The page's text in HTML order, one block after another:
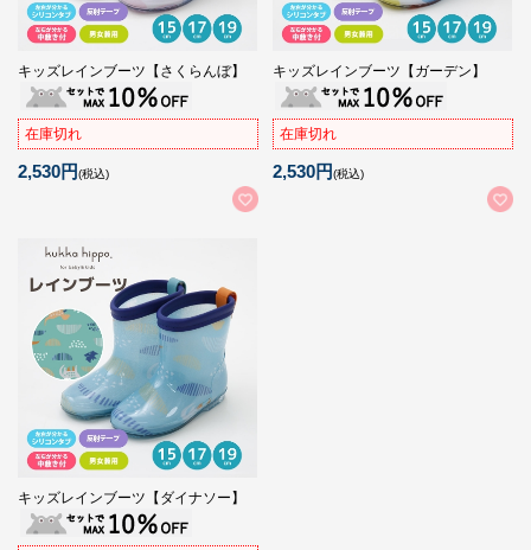
キッズレインブーツ【さくらんぼ】
在庫切れ
2,530円(税込)
キッズレインブーツ【ガーデン】
在庫切れ
2,530円(税込)
キッズレインブーツ【ダイナソー】